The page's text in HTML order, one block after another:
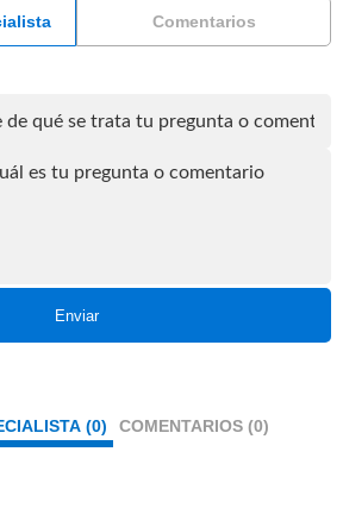
especialista Comentarios
Enviar
(0) COMENTARIOS (0)